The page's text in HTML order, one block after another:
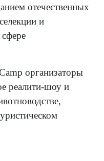
отечественных
и
организаторы
реалити-шоу и